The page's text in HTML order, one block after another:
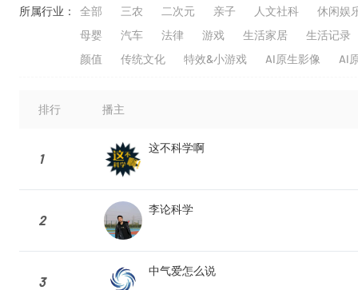
所属行业： 全部 三农 二次元 亲子 人文社科
休闲娱
母婴
汽车 法律 游戏 生活家居
生活记录
颜值
传统文化 特效&小游戏 AI原生影像 AI
排行 播主
1
这不科学啊
2
李论科学
3
中气爱怎么说